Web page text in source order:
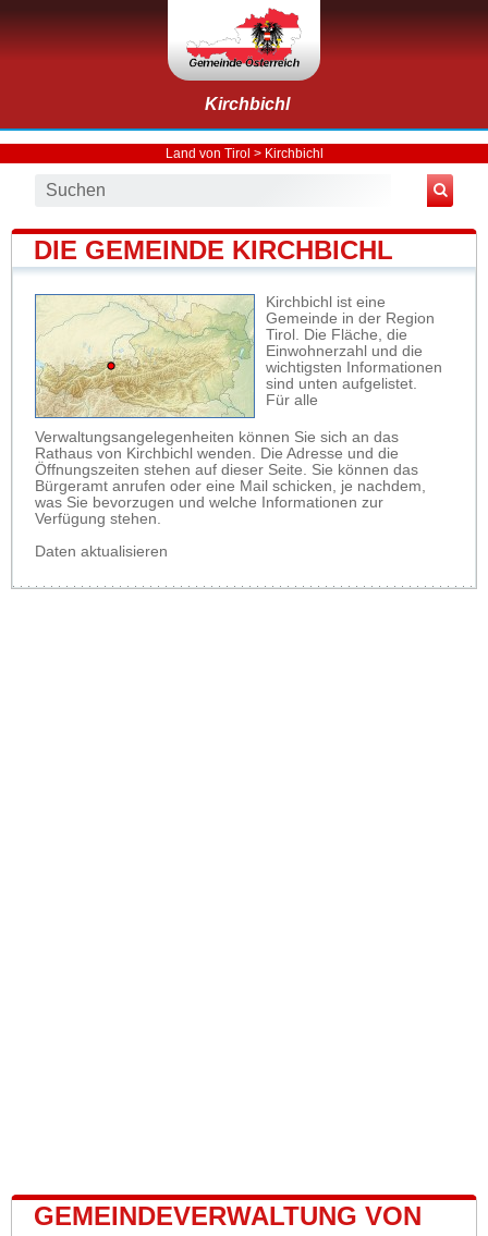
Kirchbichl
Land von Tirol > Kirchbichl
DIE GEMEINDE KIRCHBICHL
Kirchbichl ist eine
Gemeinde in der Region
Tirol. Die Fläche, die
Einwohnerzahl und die
wichtigsten Informationen
sind unten aufgelistet.
Für alle
Verwaltungsangelegenheiten können Sie sich an das
Rathaus von Kirchbichl wenden. Die Adresse und die
Öffnungszeiten stehen auf dieser Seite. Sie können das
Bürgeramt anrufen oder eine Mail schicken, je nachdem,
was Sie bevorzugen und welche Informationen zur
Verfügung stehen.
Daten aktualisieren
GEMEINDEVERWALTUNG VON